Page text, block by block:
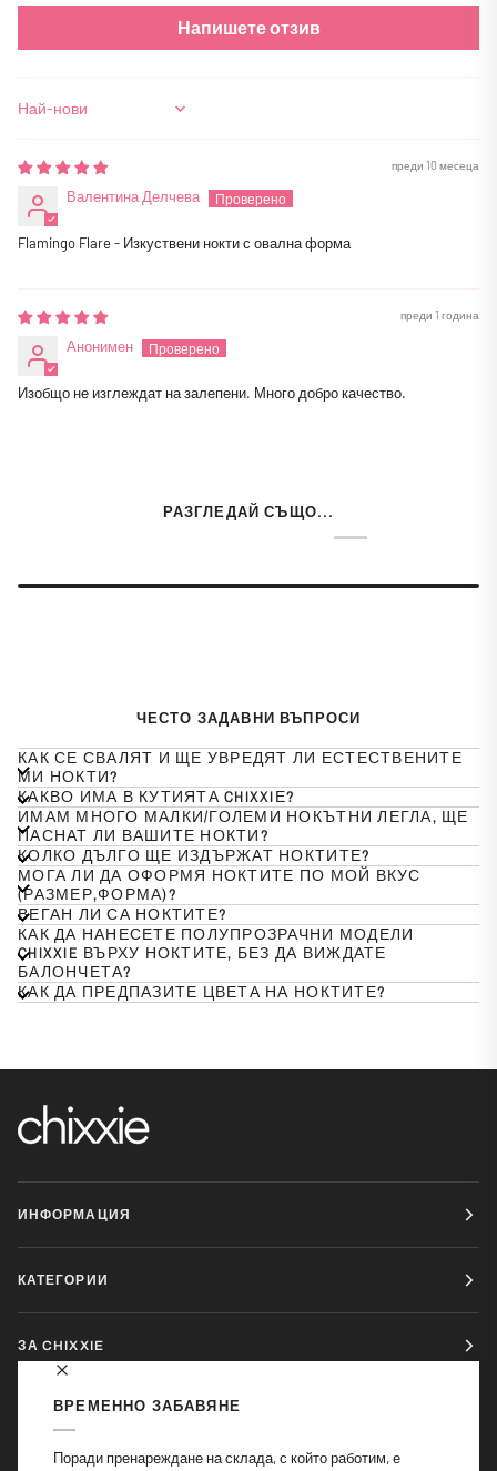
ВРЕМЕННО ЗАБАВЯНЕ
Поради пренареждане на склада, с който работим, е
Напишете отзив
Sort by
преди 10 месеца
Валентина Делчева
Flamingo Flare - Изкуствени нокти с овална форма
преди 1 година
Анонимен
Изобщо не изглеждат на залепени. Много добро качество.
РАЗГЛЕДАЙ СЪЩО...
ЧЕСТО ЗАДАВНИ ВЪПРОСИ
КАК СЕ СВАЛЯТ И ЩЕ УВРЕДЯТ ЛИ ЕСТЕСТВЕНИТЕ
МИ НОКТИ?
КАКВО ИМА В КУТИЯТА CHIXXIЕ?
ИМАМ МНОГО МАЛКИ/ГОЛЕМИ НОКЪТНИ ЛЕГЛА, ЩЕ
ПАСНАТ ЛИ ВАШИТЕ НОКТИ?
КОЛКО ДЪЛГО ЩЕ ИЗДЪРЖАТ НОКТИТЕ?
МОГА ЛИ ДА ОФОРМЯ НОКТИТЕ ПО МОЙ ВКУС
(РАЗМЕР,ФОРМА)?
ВЕГАН ЛИ СА НОКТИТЕ?
КАК ДА НАНЕСЕТЕ ПОЛУПРОЗРАЧНИ МОДЕЛИ
CHIXXIE ВЪРХУ НОКТИТЕ, БЕЗ ДА ВИЖДАТЕ
БАЛОНЧЕТА?
КАК ДА ПРЕДПАЗИТЕ ЦВЕТА НА НОКТИТЕ?
ИНФОРМАЦИЯ
КАТЕГОРИИ
ЗА CHIXXIE
ЗА КОНТАКТ: INFO@CHIXXIE.BG